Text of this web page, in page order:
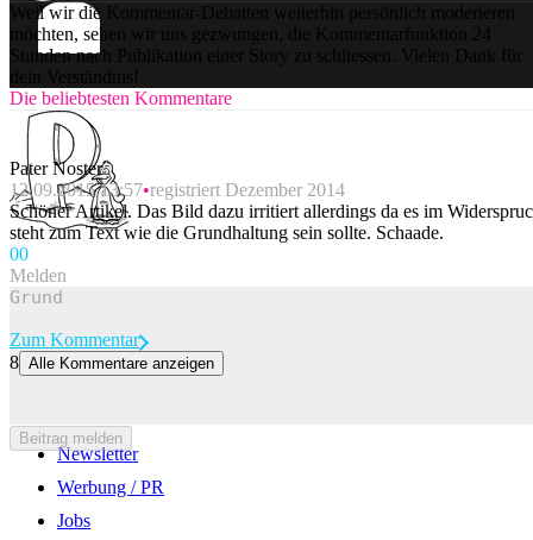
Weil wir die Kommentar-Debatten weiterhin persönlich moderieren
möchten, sehen wir uns gezwungen, die Kommentarfunktion 24
Stunden nach Publikation einer Story zu schliessen. Vielen Dank für
dein Verständnis!
Die beliebtesten Kommentare
Pater Noster
12.09.2015 13:57 registriert Dezember 2014
Schöner Artikel. Das Bild dazu irritiert allerdings da es im
steht zum Text wie die Grundhaltung sein sollte. Schaade.
00
Melden
Beitrag melden
Zum Kommentar
8 Alle Kommentare anzeigen
Newsletter
Werbung / PR
Jobs